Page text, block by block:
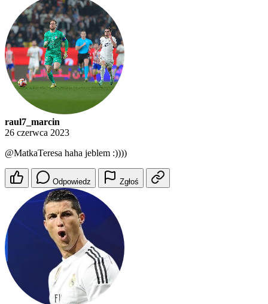
raul7_marcin
26 czerwca 2023
@MatkaTeresa haha jeblem :))))
Odpowiedz Zgłoś